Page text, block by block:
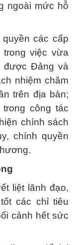
ngoài mức hỗ
các cấp
việc vừa
được Đảng và
nhiệm chăm
trên địa bàn;
công tác
chính sách
chính quyền
liệt lãnh đạo,
các chỉ tiêu
cảnh hết sức